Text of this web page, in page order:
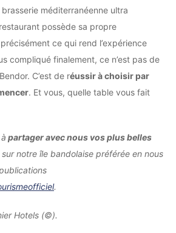
méditerranéenne ultra
possède sa propre
ce qui rend l’expérience
compliqué finalement, ce n’est pas de
C’est de réussir à choisir par
. Et vous, quelle table vous fait
partager avec nous vos plus belles
sur notre île bandolaise préférée en nous
.
Hotels (©).